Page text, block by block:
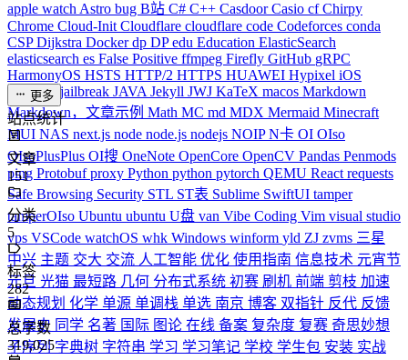
apple watch Astro bug B站 C# C++ CasdoorCasio cfChirpy
Chrome Cloud-Init Cloudflare cloudflare code Codeforces conda
CSPDijkstra Dockerdp DPedu Education ElasticSearch
elasticsearch es False Positive ffmpeg Firefly GitHub gRPC
HarmonyOS HSTS HTTP/2 HTTPS HUAWEI Hypixel iOS
iPhoneJ jailbreak JAVA Jekyll JWJ KaTeX macos Markdown
Markdown，文章示例 Math MC md MDX Mermaid Minecraft
MUI NAS next.js node node.js nodejs NOIPN卡 OI OIso
OIsoPlusPlus OI搜 OneNote OpenCore OpenCV Pandas Penmods
ping Protobufproxy Python python pytorch QEMU React requests
Safe Browsing Security STL ST表 Sublime SwiftUI tamper
tamperOIso Ubuntu ubuntu U盘 van Vibe Coding Vim visual studio
vps VSCode watchOS whk Windows winform yld ZJ zvms 三星
中兴 主题 交大 交流 人工智能 优化 使用指南 信息技术 元宵节
元旦 光猫 最短路 几何 分布式系统 初赛 刷机 前端 剪枝 加速
动态规划 化学 单源 单调栈 单选 南京 博客 双指针 反代 反馈
发展史 同学 名著 国际 图论 在线 备案 复杂度 复赛 奇思妙想
子序列字典树 字符串 学习 学习笔记 学校 学生包 安装 实战
更多
站点统计
文章
151
分类
5
标签
282
总字数
319,025